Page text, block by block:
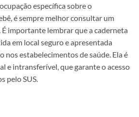
específica sobre o
é sempre melhor consultar um
importante lembrar que a caderneta
em local seguro e apresentada
nos estabelecimentos de saúde. Ela é
e intransferível, que garante o acesso
pelo SUS.